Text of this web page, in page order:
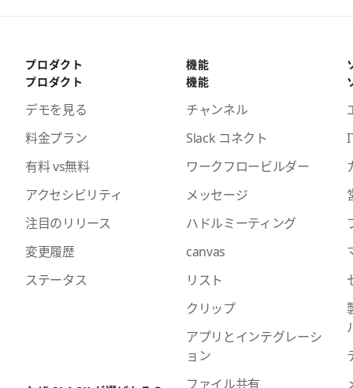
プロダクト
プロダクト
デモを見る
料金プラン
有料 vs無料
アクセシビリティ
注目のリリース
変更履歴
ステータス
機能
機能
チャンネル
Slack コネクト
ワークフロービルダー
メッセージ
ハドルミーティング
canvas
リスト
クリップ
アプリとインテグレーシ
ョン
ファイル共有